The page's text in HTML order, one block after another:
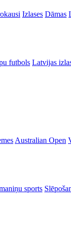
Izlases Dāmas
futbols Latvijas
Australian Open
sports